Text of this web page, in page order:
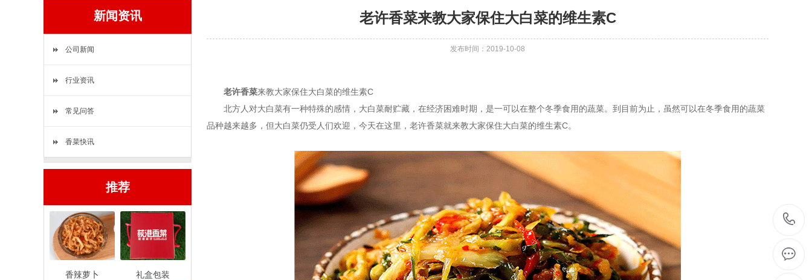
新闻资讯
公司新闻
行业资讯
常见问答
香菜快讯
推荐
香辣萝卜 礼盒包装
老许香菜来教大家保住大白菜的维生素C
发布时间：2019-10-08
老许香菜来教大家保住大白菜的维生素C
北方人对大白菜有一种特殊的感情，大白菜耐贮藏，在经济困难时期，是一可以在整个冬季食用的蔬菜。到目前为止，虽然可以在冬季食用的蔬菜
品种越来越多，但大白菜仍受人们欢迎，今天在这里，老许香菜就来教大家保住大白菜的维生素C。